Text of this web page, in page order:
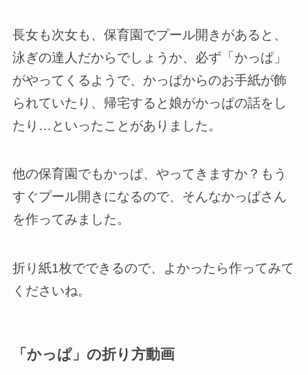
長女も次女も、保育園でプール開きがあると、
泳ぎの達人だからでしょうか、必ず「かっぱ」
がやってくるようで、かっぱからのお手紙が飾
られていたり、帰宅すると娘がかっぱの話をし
たり…といったことがありました。
他の保育園でもかっぱ、やってきますか？もう
すぐプール開きになるので、そんなかっぱさん
を作ってみました。
折り紙1枚でできるので、よかったら作ってみて
くださいね。
「かっぱ」の折り方動画